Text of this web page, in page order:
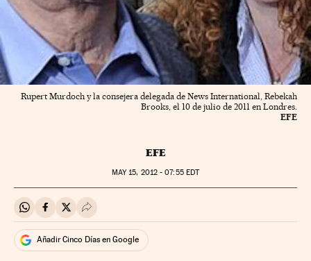
Rupert Murdoch y la consejera delegada de News International, Rebekah
Brooks, el 10 de julio de 2011 en Londres.
EFE
EFE
MAY15, 2012 - 07:55EDT
Compartir en Whatsapp
Compartir en Facebook
Compartir en Twitter
Desplegar Redes Sociales
Añadir Cinco Días en Google